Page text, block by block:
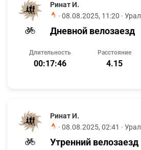
Ринат И.
· 08.08.2025, 11:20 · Урал
Дневной велозаезд
Длительность
00:17:46
Расстояние
4.15
Ринат И.
· 08.08.2025, 02:41 · Урал
Утренний велозаезд